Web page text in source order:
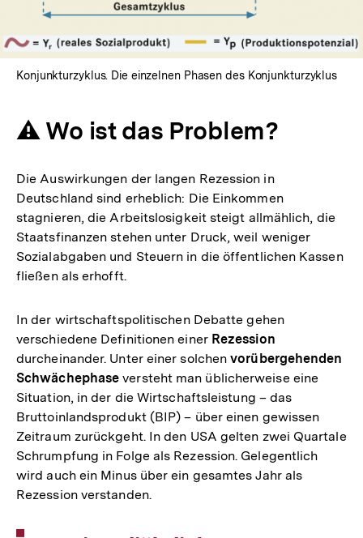
Konjunkturzyklus. Die einzelnen Phasen des Konjunkturzyklus
⚠️ Wo ist das Problem?
Die Auswirkungen der langen Rezession in
Deutschland sind erheblich: Die Einkommen
stagnieren, die Arbeitslosigkeit steigt allmählich, die
Staatsfinanzen stehen unter Druck, weil weniger
Sozialabgaben und Steuern in die öffentlichen Kassen
fließen als erhofft.
In der wirtschaftspolitischen Debatte gehen
verschiedene Definitionen einer Rezession
durcheinander. Unter einer solchenvorübergehenden
Schwächephase versteht man üblicherweise eine
Situation, in der die Wirtschaftsleistung – das
Bruttoinlandsprodukt (BIP) – über einen gewissen
Zeitraum zurückgeht. In den USA gelten zwei Quartale
Schrumpfung in Folge als Rezession. Gelegentlich
wird auch ein Minus über ein gesamtes Jahr als
Rezession verstanden.